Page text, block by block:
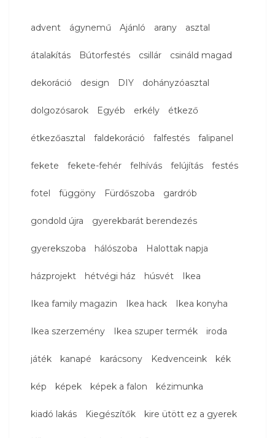
advent ágynemű Ajánló arany asztal
átalakítás Bútorfestés csillár csináld magad
dekoráció design DIY dohányzóasztal
dolgozósarok Egyéb erkély étkező
étkezőasztal faldekoráció falfestés falipanel
fekete fekete-fehér felhívás felújítás festés
fotel függöny Fürdőszoba gardrób
gondold újra gyerekbarát berendezés
gyerekszoba hálószoba Halottak napja
házprojekt hétvégi ház húsvét Ikea
Ikea family magazin Ikea hack Ikea konyha
Ikea szerzemény Ikea szuper termék iroda
játék kanapé karácsony Kedvenceink kék
kép képek képek a falon kézimunka
kiadó lakás Kiegészítők kire ütött ez a gyerek